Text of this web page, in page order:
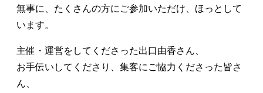
無事に、たくさんの方にご参加いただけ、ほっとして
います。
主催・運営をしてくださった出口由香さん、
お手伝いしてくださり、集客にご協力くださった皆さ
ん、